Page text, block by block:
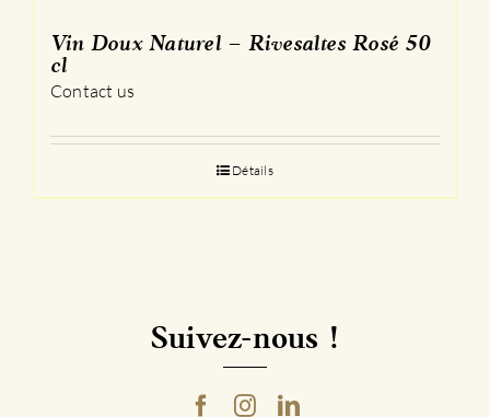
Vin Doux Naturel – Rivesaltes Rosé 50
cl
Contact us
Détails
Suivez-nous !